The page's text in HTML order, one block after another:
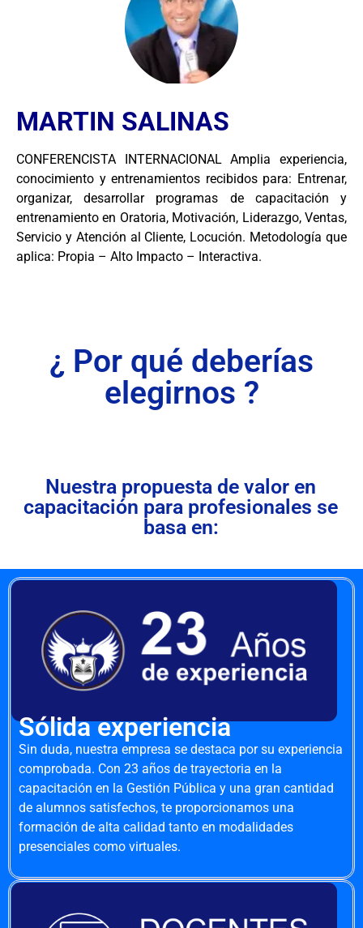
MARTIN SALINAS
CONFERENCISTA INTERNACIONAL Amplia experiencia,
conocimiento y entrenamientos recibidos para: Entrenar,
organizar, desarrollar programas de capacitación y
entrenamiento en Oratoria, Motivación, Liderazgo, Ventas,
Servicio y Atención al Cliente, Locución. Metodología que
aplica: Propia – Alto Impacto – Interactiva.
¿ Por qué deberías
elegirnos ?
Nuestra propuesta de valor en
capacitación para profesionales se
basa en:
Sólida experiencia
Sin duda, nuestra empresa se destaca por su experiencia
comprobada. Con 23 años de trayectoria en la
capacitación en la Gestión Pública y una gran cantidad
de alumnos satisfechos, te proporcionamos una
formación de alta calidad tanto en modalidades
presenciales como virtuales.